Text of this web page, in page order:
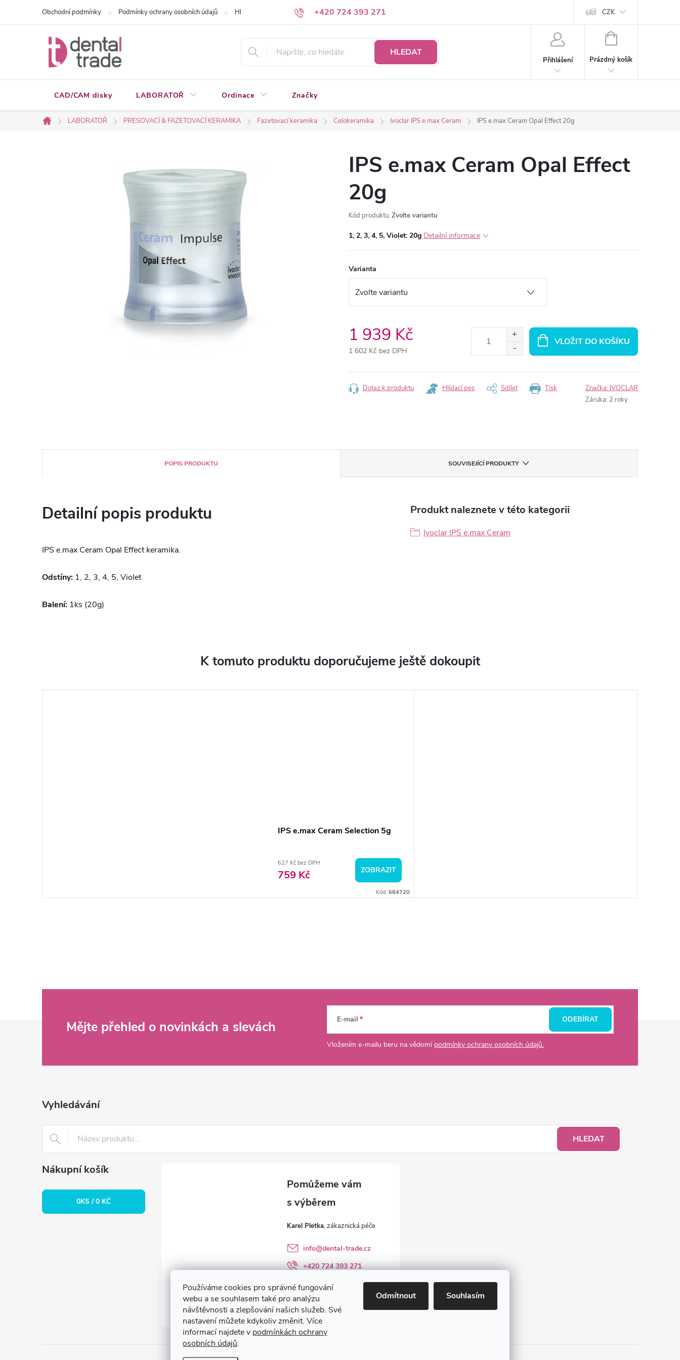
Používáme cookies pro správné fungování
webu a se souhlasem také pro analýzu
návštěvnosti a zlepšování našich služeb. Své
nastavení můžete kdykoliv změnit. Více
informací najdete v podmínkách ochrany
osobních údajů.
Odmítnout Souhlasím
+420 724 393 271
Obchodní podmínky Podmínky ochrany osobních údajů Hledáte a nenacházíte? Napište nám CZK
HLEDAT
Přihlášení
NÁKUPNÍ
Prázdný košík
CAD/CAM disky LABORATOŘ Ordinace Značky
Domů
LABORATOŘ PRESOVACÍ & FAZETOVACÍ KERAMIKA Fazetovací keramika Celokeramika Ivoclar IPS e.max Ceram IPS e.max Ceram Opal Effect 20g
IPS e.max Ceram Opal Effect
20g
Kód produktu: Zvolte variantu
1, 2, 3, 4, 5, Violet: 20g Detailní informace
Varianta
1 939 Kč
1 602 Kč bez DPH
cena:
VLOŽIT DO KOŠÍKU
Tisk
Dotaz k produktu Hlídací pes Sdílet Značka: IVOCLAR
Záruka: 2 roky
POPIS PRODUKTU SOUVISEJÍCÍ PRODUKTY
Detailní popis produktu
IPS e.max Ceram Opal Effect keramika.
Odstíny: 1, 2, 3, 4, 5, Violet
Balení: 1ks (20g)
Produkt naleznete v této kategorii
Ivoclar IPS e.max Ceram
K tomuto produktu doporučujeme ještě dokoupit
IPS e.max Ceram Selection 5g
627 Kč bez DPH
759 Kč ZOBRAZIT
Kód: 684720
Mějte přehled o novinkách a slevách E-mail
Vložením e-mailu beru na vědomí podmínky ochrany osobních údajů.
ODEBÍRAT
Vyhledávání
HLEDAT
Nákupní košík
0KS /0 KČ
Karel Pletka
info@dental-trade.cz
+420 724 393 271
Sledujte nás na FB
dental_trade.cz